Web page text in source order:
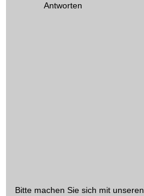
Antworten
Bitte machen Sie sich mit unseren